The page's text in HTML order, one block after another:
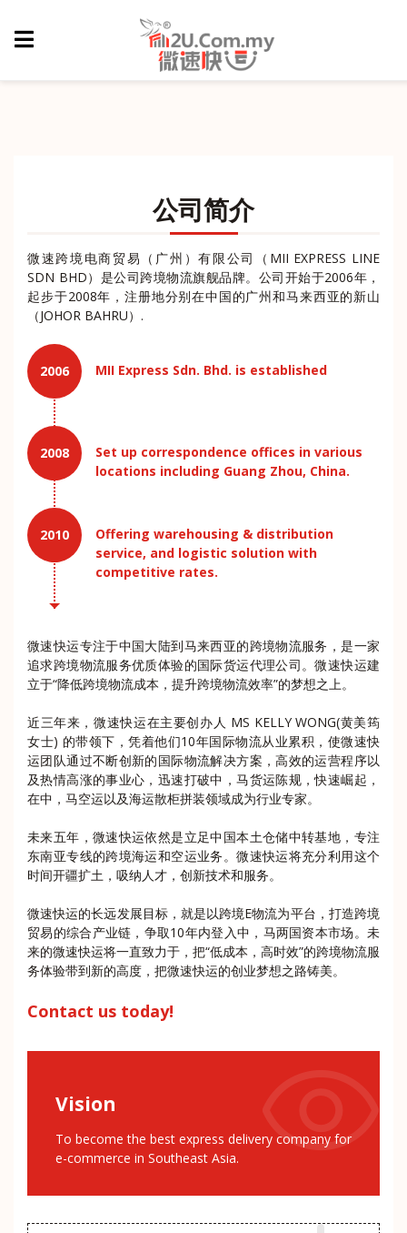
公司简介
微速跨境电商贸易（广州）有限公司（MII EXPRESS LINE
SDN BHD）是公司跨境物流旗舰品牌。公司开始于2006年，
起步于2008年，注册地分别在中国的广州和马来西亚的新山
（JOHOR BAHRU）.
2006 MII Express Sdn. Bhd. is established
2008
Set up correspondence offices in various
locations including Guang Zhou, China.
2010
Offering warehousing & distribution
service, and logistic solution with
competitive rates.
微速快运专注于中国大陆到马来西亚的跨境物流服务，是一家
追求跨境物流服务优质体验的国际货运代理公司。微速快运建
立于“降低跨境物流成本，提升跨境物流效率”的梦想之上。
近三年来，微速快运在主要创办人 MS KELLY WONG(黄美筠
女士) 的带领下，凭着他们10年国际物流从业累积，使微速快
运团队通过不断创新的国际物流解决方案，高效的运营程序以
及热情高涨的事业心，迅速打破中，马货运陈规，快速崛起，
在中，马空运以及海运散柜拼装领域成为行业专家。
未来五年，微速快运依然是立足中国本土仓储中转基地，专注
东南亚专线的跨境海运和空运业务。微速快运将充分利用这个
时间开疆扩土，吸纳人才，创新技术和服务。
微速快运的长远发展目标，就是以跨境E物流为平台，打造跨境
贸易的综合产业链，争取10年内登入中，马两国资本市场。未
来的微速快运将一直致力于，把“低成本，高时效”的跨境物流服
务体验带到新的高度，把微速快运的创业梦想之路铸美。
Contact us today!
Vision
To become the best express delivery company for
e-commerce in Southeast Asia.